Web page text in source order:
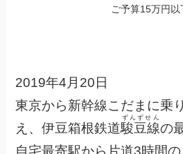
ご予算15万円以
2019年4月20日
東京から新幹線こだまに乗
え、伊豆箱根鉄道駿豆線
ずんずせん
の
自宅最寄駅から片道3時間